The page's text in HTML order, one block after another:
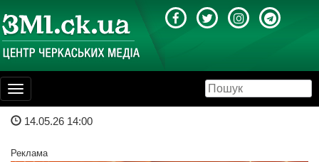
Toggle
navigation
14.05.26 14:00
Реклама